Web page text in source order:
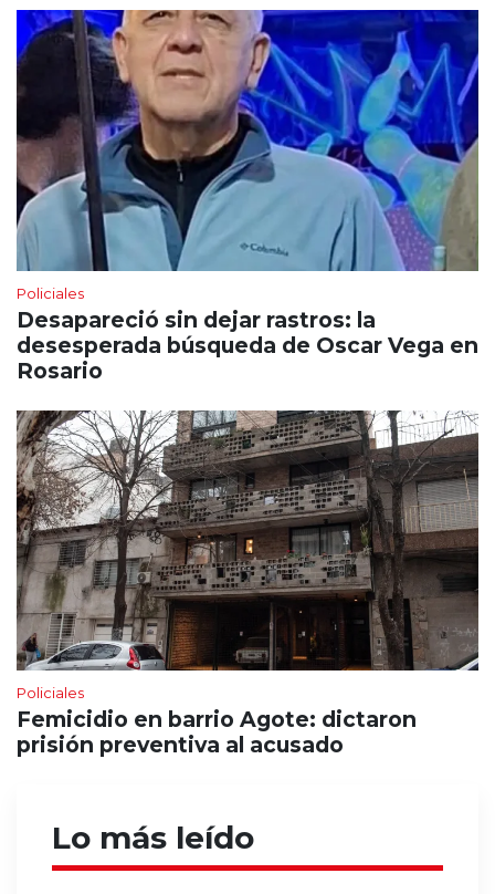
Policiales
Desapareció sin dejar rastros: la
desesperada búsqueda de Oscar Vega en
Rosario
Policiales
Femicidio en barrio Agote: dictaron
prisión preventiva al acusado
Lo más leído